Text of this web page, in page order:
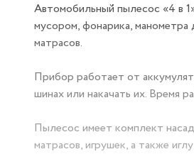
Автомобильный пылесос «4 в
мусором, фонарика, манометра
матрасов.
Прибор работает от
шинах или накачать их. Время
Пылесос имеет комплект
матрасов, игрушек, а также